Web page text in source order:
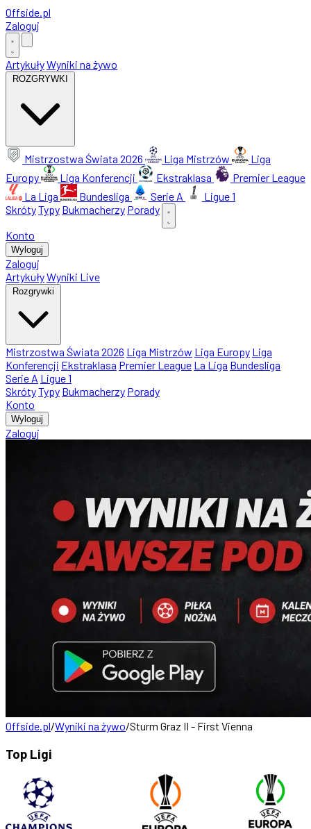
Offside.pl
Zaloguj
ArtykułyWyniki na żywo
ROZGRYWKI
Mistrzostwa Świata 2026 Liga Mistrzów
Liga
Europy
Liga Konferencji Ekstraklasa
Premier League
La Liga
Bundesliga Serie A
Ligue 1
SkrótyTypy Bukmacherzy Porady
Konto
Wyloguj
Zaloguj
ArtykułyWyniki Live
Rozgrywki
Mistrzostwa Świata 2026 Liga Mistrzów Liga Europy Liga
Konferencji Ekstraklasa Premier League La Liga Bundesliga
Serie A Ligue 1
SkrótyTypy Bukmacherzy Porady
Konto
Wyloguj
Zaloguj
Offside.pl/Wyniki na żywo/Sturm Graz II - First Vienna
Top Ligi